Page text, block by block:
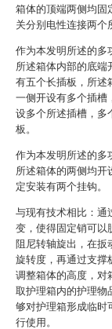
箱体的顶端两侧均固
关分别电性连接两个
作为本发明所述的多
所述箱体内部的底端
有五个长插板，所述
一侧开设有多个插槽
设多个所述插槽，多
板。
作为本发明所述的多
所述箱体的两侧均开
定安装有两个挂钩。
与现有技术相比：通
变，使得固定销可以
阻尼转轴旋出，在扳
旋转度，再通过支撑
调整箱体的高度，对
取护理箱内的护理物
够对护理箱形成临时
行使用。